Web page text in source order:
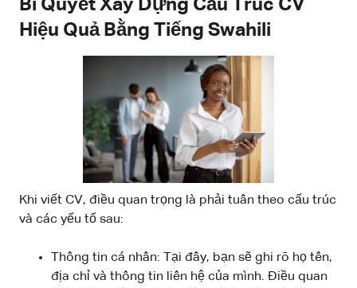
Bí Quyết Xây Dựng Cấu Trúc CV
Hiệu Quả Bằng Tiếng Swahili
Khi viết CV, điều quan trọng là phải tuân theo cấu trúc
và các yếu tố sau:
Thông tin cá nhân: Tại đây, bạn sẽ ghi rõ họ tên,
địa chỉ và thông tin liên hệ của mình. Điều quan